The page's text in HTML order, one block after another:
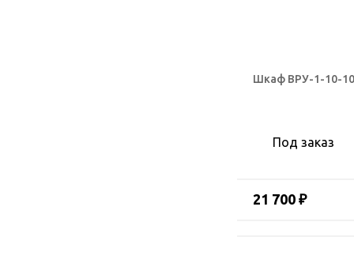
Шкаф ВРУ-1-10-
Под заказ
21 700 ₽